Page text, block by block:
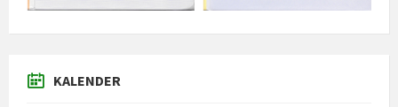
KALENDER